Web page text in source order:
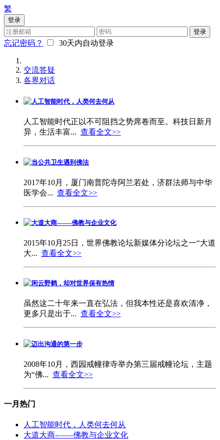
繁
登录
登录
忘记密码？ 30天内自动登录
交流答疑
各界对话
人工智能时代，人类何去何从
人工智能时代正以不可阻挡之势席卷而至。科技日新月
异，生活丰富... 查看全文>>
当公共卫生遇到佛法
2017年10月，厦门南普陀寺阿兰若处，济群法师与中华
医学会... 查看全文>>
大道大商-——佛教与企业文化
2015年10月25日，世界佛教论坛新媒体分论坛之一“大道
大... 查看全文>>
闲云野鹤，却对世界保有热情
虽然这二十年来一直在弘法，但我本性还是喜欢清净，
更多只是出于... 查看全文>>
迈出沟通的第一步
2008年10月，西园戒幢律寺举办第三届戒幢论坛，主题
为“佛... 查看全文>>
一月热门
人工智能时代，人类何去何从
大道大商-——佛教与企业文化